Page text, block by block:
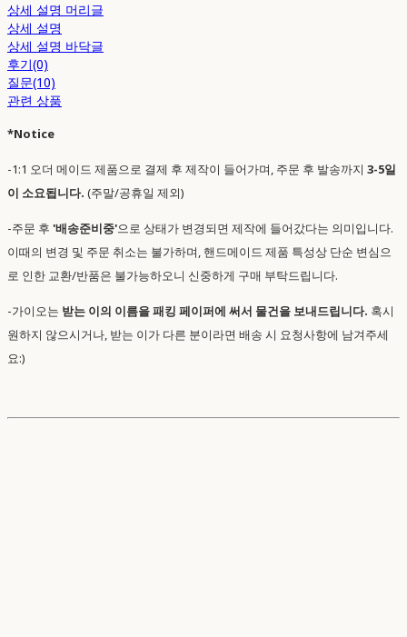
상세 설명 머리글
상세 설명
상세 설명 바닥글
후기(0)
질문(10)
관련 상품
*Notice
-1:1 오더 메이드 제품으로 결제 후 제작이 들어가며, 주문 후 발송까지 3-5일
이 소요됩니다. (주말/공휴일 제외)
-주문 후 '배송준비중'으로 상태가 변경되면 제작에 들어갔다는 의미입니다.
이때의 변경 및 주문 취소는 불가하며, 핸드메이드 제품 특성상 단순 변심으
로 인한 교환/반품은 불가능하오니 신중하게 구매 부탁드립니다.
-가이오는 받는 이의 이름을 패킹 페이퍼에 써서 물건을 보내드립니다. 혹시
원하지 않으시거나, 받는 이가 다른 분이라면 배송 시 요청사항에 남겨주세
요:)